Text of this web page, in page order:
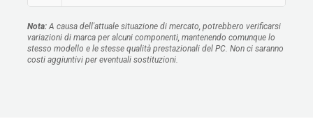
Nota: A causa dell'attuale situazione di mercato, potrebbero verificarsi
variazioni di marca per alcuni componenti, mantenendo comunque lo
stesso modello e le stesse qualità prestazionali del PC. Non ci saranno
costi aggiuntivi per eventuali sostituzioni.